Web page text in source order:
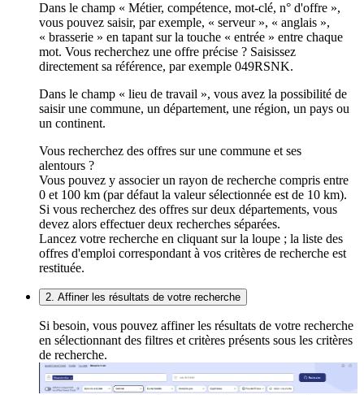
Dans le champ « Métier, compétence, mot-clé, n° d'offre »,
vous pouvez saisir, par exemple, « serveur », « anglais »,
« brasserie » en tapant sur la touche « entrée » entre chaque
mot. Vous recherchez une offre précise ? Saisissez
directement sa référence, par exemple 049RSNK.
Dans le champ « lieu de travail », vous avez la possibilité de
saisir une commune, un département, une région, un pays ou
un continent.
Vous recherchez des offres sur une commune et ses
alentours ?
Vous pouvez y associer un rayon de recherche compris entre
0 et 100 km (par défaut la valeur sélectionnée est de 10 km).
Si vous recherchez des offres sur deux départements, vous
devez alors effectuer deux recherches séparées.
Lancez votre recherche en cliquant sur la loupe ; la liste des
offres d'emploi correspondant à vos critères de recherche est
restituée.
2. Affiner les résultats de votre recherche
Si besoin, vous pouvez affiner les résultats de votre recherche
en sélectionnant des filtres et critères présents sous les critères
de recherche.